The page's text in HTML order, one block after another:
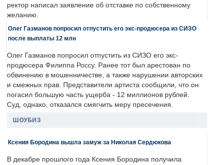
ректор написал заявление об отставке по собственному
желанию.
Олег Газманов попросил отпустить его экс-продюсера из СИЗО
после выплаты 12 млн
Олег Газманов попросил отпустить из СИЗО его экс-
продюсера Филиппа Россу. Ранее тот был арестован по
обвинению в мошенничестве, а также нарушении авторских
и смежных прав. Представители артиста сообщили, что он
погасил большую часть ущерба - 12 миллионов рублей.
Суд, однако, отказался смягчить меру пресечения.
ШОУБИЗ
Ксения Бородина вышла замуж за Николая Сердюкова
В декабре прошлого года Ксения Бородина получила